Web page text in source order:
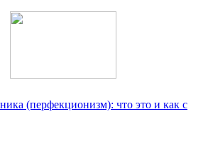
(перфекционизм): что это и как с